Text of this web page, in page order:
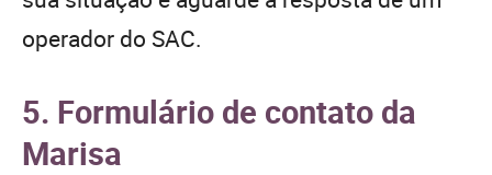
operador do SAC.
5. Formulário de contato da
Marisa